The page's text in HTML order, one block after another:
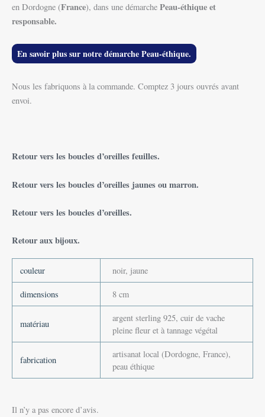
en Dordogne (France), dans une démarche Peau-éthique et
responsable.
En savoir plus sur notre démarche Peau-éthique.
Nous les fabriquons à la commande. Comptez 3 jours ouvrés avant
envoi.
Retour vers les boucles d’oreilles feuilles.
Retour vers les boucles d’oreilles jaunes ou marron.
Retour vers les boucles d’oreilles.
Retour aux bijoux.
couleur noir, jaune
dimensions 8 cm
matériau
argent sterling 925, cuir de vache
pleine fleur et à tannage végétal
fabrication
artisanat local (Dordogne, France),
peau éthique
Il n’y a pas encore d’avis.